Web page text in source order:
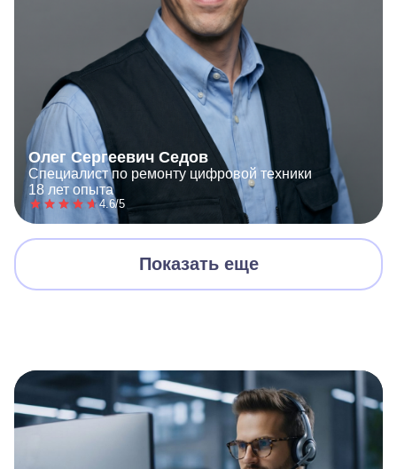
Олег Сергеевич Седов
Специалист по ремонту цифровой техники
18 лет опыта
4.6/5
Показать еще